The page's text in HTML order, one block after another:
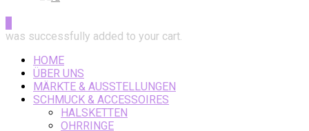
was successfully added to your cart.
HOME
ÜBER UNS
MÄRKTE & AUSSTELLUNGEN
SCHMUCK & ACCESSOIRES
HALSKETTEN
OHRRINGE